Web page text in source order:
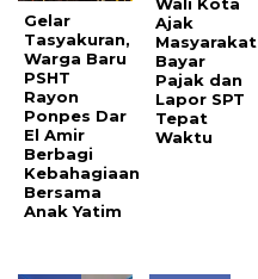
Gelar
Tasyakuran,
Warga Baru
PSHT
Rayon
Ponpes Dar
El Amir
Berbagi
Kebahagiaan
Bersama
Anak Yatim
Wali Kota
Ajak
Masyarakat
Bayar
Pajak dan
Lapor SPT
Tepat
Waktu